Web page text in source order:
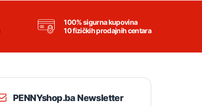
100% sigurna kupovina
10 fizičkih prodajnih centara
PENNYshop.ba Newsletter